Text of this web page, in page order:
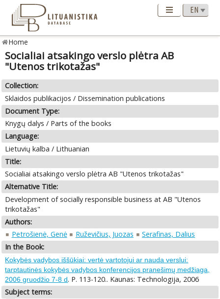
Home
Socialiai atsakingo verslo plėtra AB
"Utenos trikotažas"
Collection:
Sklaidos publikacijos / Dissemination publications
Document Type:
Knygų dalys / Parts of the books
Language:
Lietuvių kalba / Lithuanian
Title:
Socialiai atsakingo verslo plėtra AB "Utenos trikotažas"
Alternative Title:
Development of socially responsible business at AB "Utenos
trikotažas"
Authors:
Petrošienė, Genė
Ruževičius, Juozas
Serafinas, Dalius
In the Book:
Kokybės vadybos iššūkiai: vertė vartotojui ar nauda verslui:
tarptautinės kokybės vadybos konferencijos pranešimų medžiaga,
2006 gruodžio 7-8 d. P. 113-120.. Kaunas: Technologija, 2006
Subject terms: